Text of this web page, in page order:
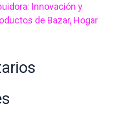
Innovación y
de Bazar, Hogar